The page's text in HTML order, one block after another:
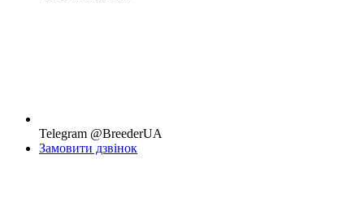
Telegram @BreederUA
Замовити дзвінок